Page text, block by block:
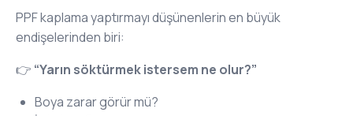
PPF kaplama yaptırmayı düşünenlerin en büyük
endişelerinden biri:
👉 “Yarın söktürmek istersem ne olur?”
Boya zarar görür mü?